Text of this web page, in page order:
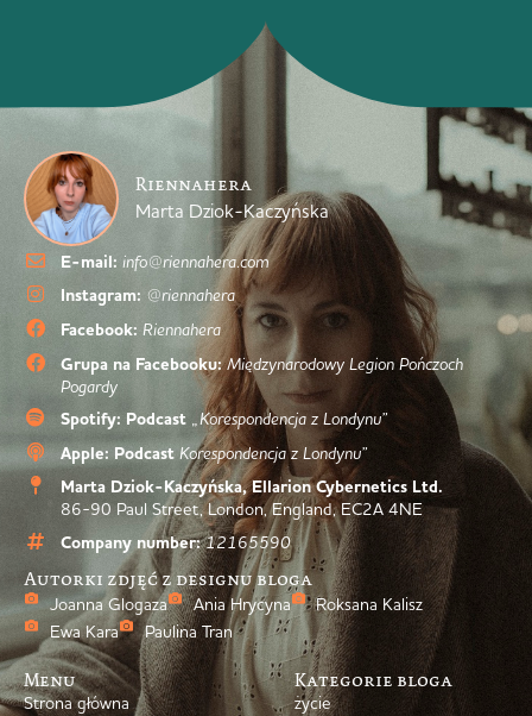
Riennahera
Marta Dziok-Kaczyńska
E-mail: info@riennahera.com
Instagram: @riennahera
Facebook: Riennahera
Grupa na Facebooku: Międzynarodowy Legion Pończoch
Pogardy
Spotify: Podcast „Korespondencja z Londynu”
Apple: Podcast Korespondencja z Londynu”
Marta Dziok-Kaczyńska, Ellarion Cybernetics Ltd.
86-90 Paul Street, London, England, EC2A 4NE
Company number: 12165590
Autorki zdjęć z designu bloga
Joanna Glogaza Ania Hrycyna
Roksana Kalisz
Ewa Kara
Paulina Tran
Menu
Strona główna
Kategorie bloga
życie